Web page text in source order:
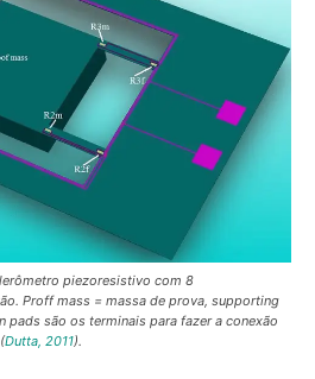
piezoresistivo com 8
Proff mass = massa de prova, supporting
pads são os terminais para fazer a conexão
Dutta, 2011).